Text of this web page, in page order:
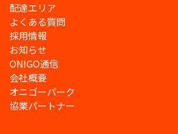
配達エリア
よくある質問
採用情報
お知らせ
ONIGO通信
会社概要
オニゴーパーク
協業パートナー